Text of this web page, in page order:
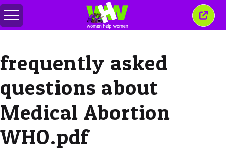
Переключить
меню
это
frequently asked
questions about
Medical Abortion
WHO.pdf